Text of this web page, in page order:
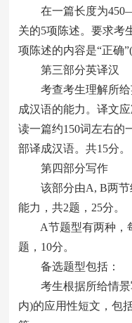
在一篇长度为
关的5项陈述。要求考
项陈述的内容是“正确
第三部分英译汉
考查考生理解所给
成汉语的能力。译文
读一篇约150词左右的
部译成汉语。共15分。
第四部分写作
该部分由A, B两节
能力，共2题，25分。
A节题型有两种，每
题，10分。
备选题型包括：
考生根据所给情景
内)的应用性短文，包